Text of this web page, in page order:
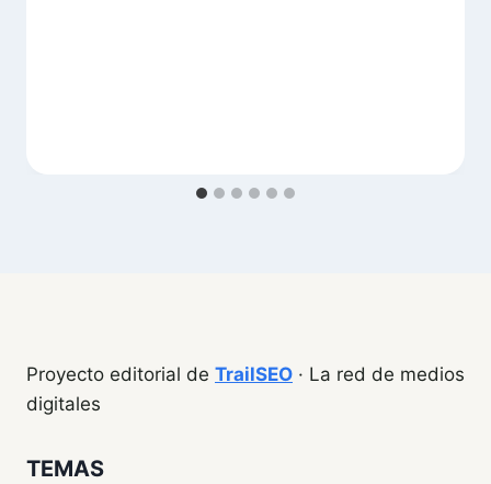
Proyecto editorial de TrailSEO · La red de medios
digitales
TEMAS